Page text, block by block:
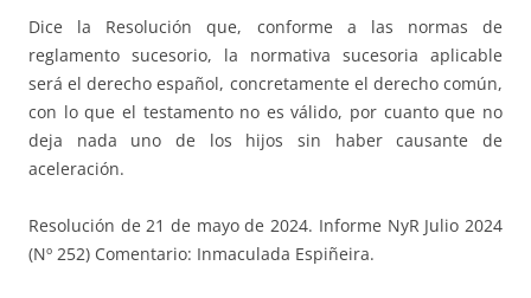
Dice la Resolución que, conforme a las normas de
reglamento sucesorio, la normativa sucesoria aplicable
será el derecho español, concretamente el derecho común,
con lo que el testamento no es válido, por cuanto que no
deja nada uno de los hijos sin haber causante de
aceleración.
Resolución de 21 de mayo de 2024. Informe NyR Julio 2024
(Nº 252) Comentario: Inmaculada Espiñeira.